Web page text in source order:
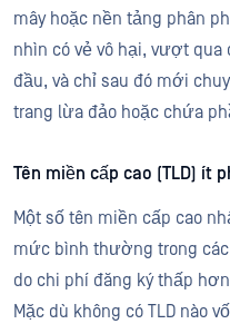
mây hoặc nền tảng phân
nhìn có vẻ vô hại, vượt
đầu, và chỉ sau đó mới
trang lừa đảo hoặc chứa
Tên miền cấp cao (TLD) ít
Một số tên miền cấp cao
mức bình thường trong
do chi phí đăng ký thấp
Mặc dù không có TLD nào